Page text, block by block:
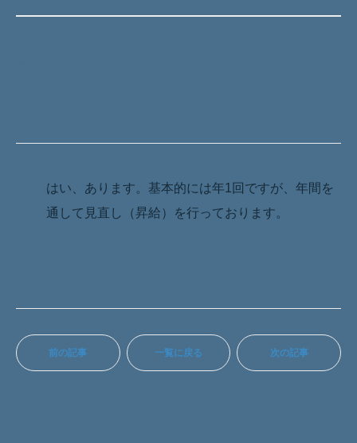
はい、あります。基本的には年1回ですが、年間を
通して見直し（昇給）を行っております。
前の記事 一覧に戻る 次の記事